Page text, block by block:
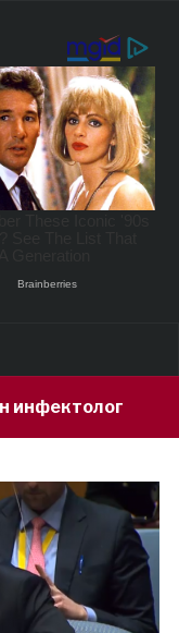
10 hours ago